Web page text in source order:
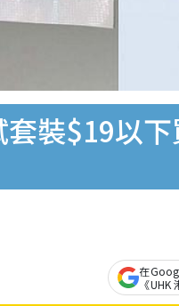
套裝$19以
在
《UHK